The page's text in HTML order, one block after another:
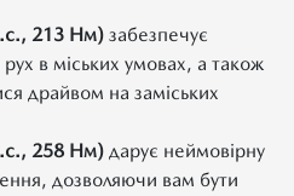
213 Нм) забезпечує
в міських умовах, а також
драйвом на заміських
258 Нм) дарує неймовірну
дозволяючи вам бути